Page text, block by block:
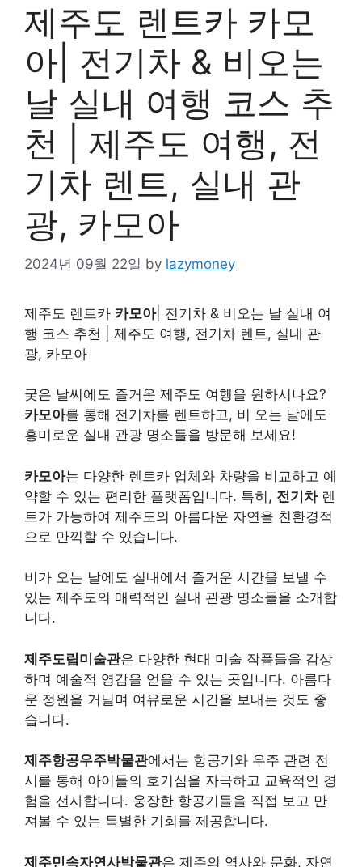
제주도 렌트카 카모
아| 전기차 & 비오는
날 실내 여행 코스 추
천 | 제주도 여행, 전
기차 렌트, 실내 관
광, 카모아
2024년 09월 22일 by lazymoney
제주도 렌트카 카모아| 전기차 & 비오는 날 실내 여
행 코스 추천 | 제주도 여행, 전기차 렌트, 실내 관
광, 카모아
궂은 날씨에도 즐거운 제주도 여행을 원하시나요?
카모아를 통해 전기차를 렌트하고, 비 오는 날에도
흥미로운 실내 관광 명소들을 방문해 보세요!
카모아는 다양한 렌트카 업체와 차량을 비교하고 예
약할 수 있는 편리한 플랫폼입니다. 특히, 전기차렌
트가 가능하여 제주도의 아름다운 자연을 친환경적
으로 만끽할 수 있습니다.
비가 오는 날에도 실내에서 즐거운 시간을 보낼 수
있는 제주도의 매력적인 실내 관광 명소들을 소개합
니다.
제주도립미술관은 다양한 현대 미술 작품들을 감상
하며 예술적 영감을 얻을 수 있는 곳입니다. 아름다
운 정원을 거닐며 여유로운 시간을 보내는 것도 좋
습니다.
제주항공우주박물관에서는 항공기와 우주 관련 전
시를 통해 아이들의 호기심을 자극하고 교육적인 경
험을 선사합니다. 웅장한 항공기들을 직접 보고 만
져볼 수 있는 특별한 기회를 제공합니다.
제주민속자연사박물관은 제주의 역사와 문화, 자연